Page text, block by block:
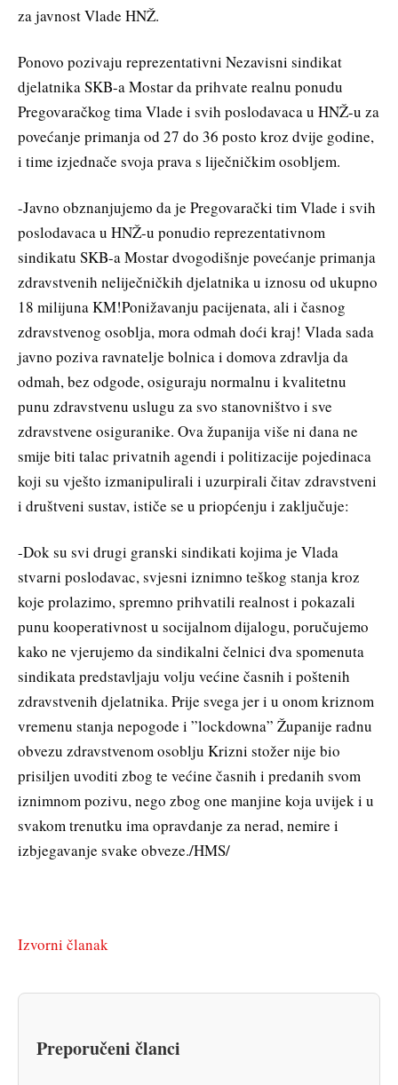
za javnost Vlade HNŽ.
Ponovo pozivaju reprezentativni Nezavisni sindikat
djelatnika SKB-a Mostar da prihvate realnu ponudu
Pregovaračkog tima Vlade i svih poslodavaca u HNŽ-u za
povećanje primanja od 27 do 36 posto kroz dvije godine,
i time izjednače svoja prava s liječničkim osobljem.
-Javno obznanjujemo da je Pregovarački tim Vlade i svih
poslodavaca u HNŽ-u ponudio reprezentativnom
sindikatu SKB-a Mostar dvogodišnje povećanje primanja
zdravstvenih neliječničkih djelatnika u iznosu od ukupno
18 milijuna KM!Ponižavanju pacijenata, ali i časnog
zdravstvenog osoblja, mora odmah doći kraj! Vlada sada
javno poziva ravnatelje bolnica i domova zdravlja da
odmah, bez odgode, osiguraju normalnu i kvalitetnu
punu zdravstvenu uslugu za svo stanovništvo i sve
zdravstvene osiguranike. Ova županija više ni dana ne
smije biti talac privatnih agendi i politizacije pojedinaca
koji su vješto izmanipulirali i uzurpirali čitav zdravstveni
i društveni sustav, ističe se u priopćenju i zaključuje:
-Dok su svi drugi granski sindikati kojima je Vlada
stvarni poslodavac, svjesni iznimno teškog stanja kroz
koje prolazimo, spremno prihvatili realnost i pokazali
punu kooperativnost u socijalnom dijalogu, poručujemo
kako ne vjerujemo da sindikalni čelnici dva spomenuta
sindikata predstavljaju volju većine časnih i poštenih
zdravstvenih djelatnika. Prije svega jer i u onom kriznom
vremenu stanja nepogode i ”lockdowna” Županije radnu
obvezu zdravstvenom osoblju Krizni stožer nije bio
prisiljen uvoditi zbog te većine časnih i predanih svom
iznimnom pozivu, nego zbog one manjine koja uvijek i u
svakom trenutku ima opravdanje za nerad, nemire i
izbjegavanje svake obveze./HMS/
Izvorni članak
Preporučeni članci